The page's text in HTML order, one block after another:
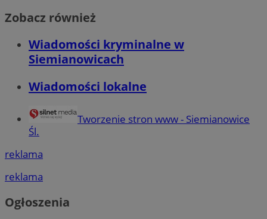
Zobacz również
Wiadomości kryminalne w
Siemianowicach
Wiadomości lokalne
Tworzenie stron www - Siemianowice
Śl.
reklama
reklama
Ogłoszenia